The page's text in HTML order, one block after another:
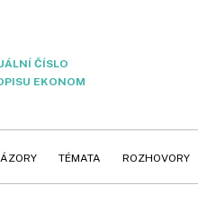
ČÍSLO
EKONOM
TÉMATA ROZHOVORY